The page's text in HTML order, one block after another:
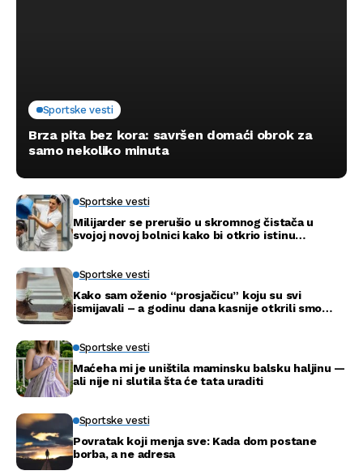
Sportske vesti
Brza pita bez kora: savršen domaći obrok za
samo nekoliko minuta
Sportske vesti
Milijarder se prerušio u skromnog čistača u
svojoj novoj bolnici kako bi otkrio istinu…
Sportske vesti
Kako sam oženio “prosjačicu” koju su svi
ismijavali – a godinu dana kasnije otkrili smo
Sportske vesti
Maćeha mi je uništila maminsku balsku haljinu —
ali nije ni slutila šta će tata uraditi
Sportske vesti
Povratak koji menja sve: Kada dom postane
borba, a ne adresa